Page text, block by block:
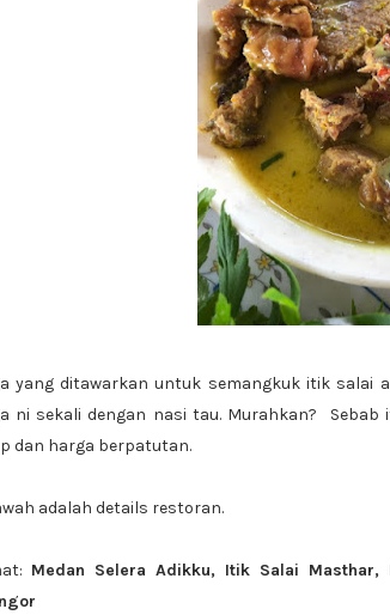
yang ditawarkan untuk semangkuk itik salai
ni sekali dengan nasi tau. Murahkan?
dan harga berpatutan.
adalah details restoran.
Medan Selera Adikku, Itik Salai